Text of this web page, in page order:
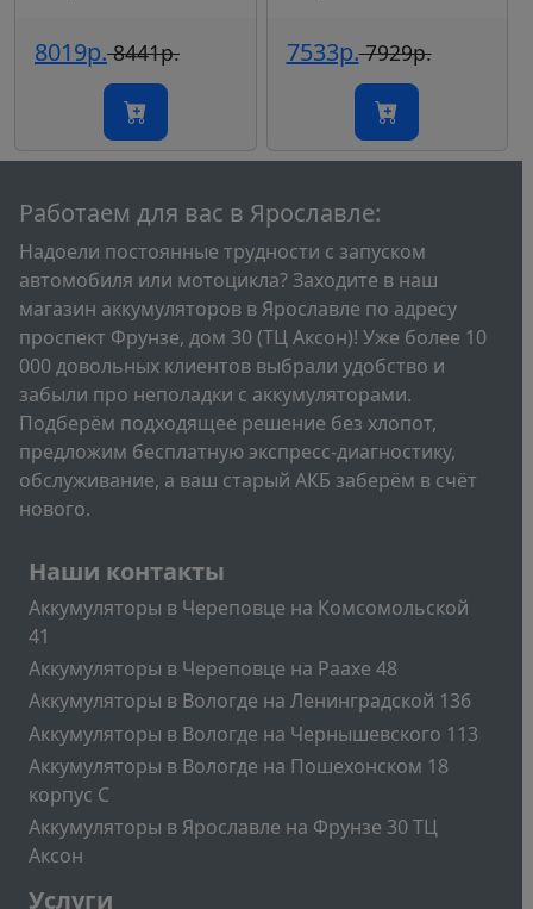
8019р.8441р. 7533р.7929р.
Работаем для вас в Ярославле:
Надоели постоянные трудности с запуском
автомобиля или мотоцикла? Заходите в наш
магазин аккумуляторов в Ярославле по адресу
проспект Фрунзе, дом 30 (ТЦ Аксон)! Уже более 10
000 довольных клиентов выбрали удобство и
забыли про неполадки с аккумуляторами.
Подберём подходящее решение без хлопот,
предложим бесплатную экспресс-диагностику,
обслуживание, а ваш старый АКБ заберём в счёт
нового.
Наши контакты
Аккумуляторы в Череповце на Комсомольской
41
Аккумуляторы в Череповце на Раахе 48
Аккумуляторы в Вологде на Ленинградской 136
Аккумуляторы в Вологде на Чернышевского 113
Аккумуляторы в Вологде на Пошехонском 18
корпус C
Аккумуляторы в Ярославле на Фрунзе 30 ТЦ
Аксон
Подвал2
Услуги